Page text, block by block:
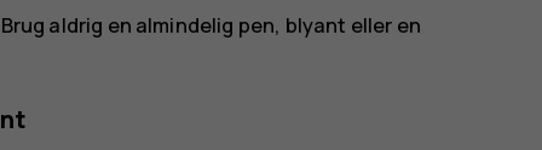
aldrig en almindelig pen, blyant eller en